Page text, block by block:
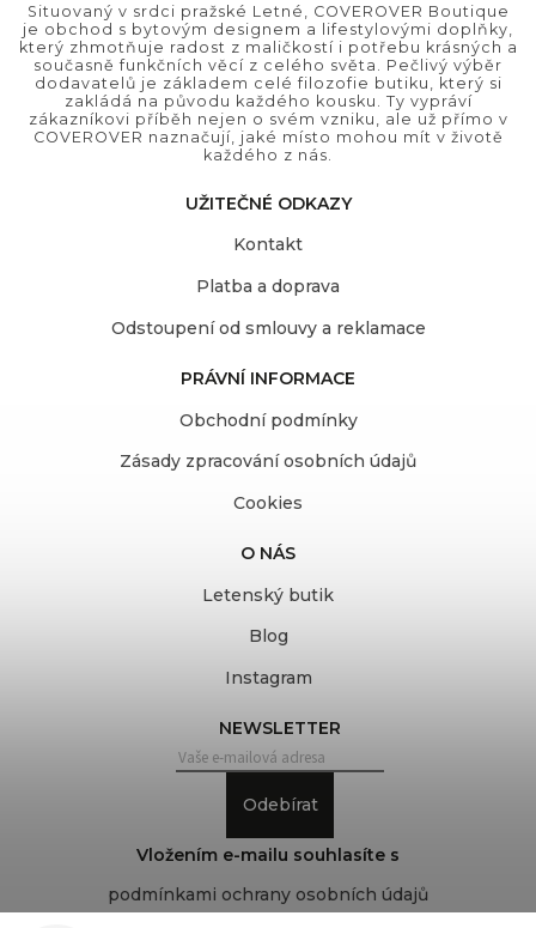
Situovaný v srdci pražské Letné, COVEROVER Boutique
je obchod s bytovým designem a lifestylovými doplňky,
který zhmotňuje radost z maličkostí i potřebu krásných a
současně funkčních věcí z celého světa. Pečlivý výběr
dodavatelů je základem celé filozofie butiku, který si
zakládá na původu každého kousku. Ty vypráví
zákazníkovi příběh nejen o svém vzniku, ale už přímo v
COVEROVER naznačují, jaké místo mohou mít v životě
každého z nás.
UŽITEČNÉ ODKAZY
Kontakt
Platba a doprava
Odstoupení od smlouvy a reklamace
PRÁVNÍ INFORMACE
Obchodní podmínky
Zásady zpracování osobních údajů
Cookies
O NÁS
Letenský butik
Blog
Instagram
NEWSLETTER
Odebírat
Vložením e-mailu souhlasíte s
podmínkami ochrany osobních údajů